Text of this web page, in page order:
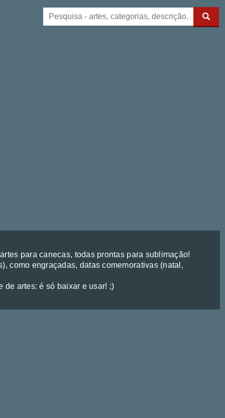
para canecas, todas prontas para sublimação!
como engraçadas, datas comemorativas (natal,
artes: é só baixar e usar! ;)